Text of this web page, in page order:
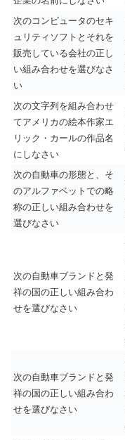
次のコンピュータのセキ
ュリティソフトとそれを
販売している会社の正し
い組み合わせを選びなさ
い
次の文字列を組み合わせ
てアメリカの絵本作家エ
リック・カールの作品名
にしなさい
次の自動車の形態と、そ
のアルファベットでの略
称の正しい組み合わせを
選びなさい
次の自動車ブランドと発
祥の国の正しい組み合わ
せを選びなさい
次の自動車ブランドと発
祥の国の正しい組み合わ
せを選びなさい